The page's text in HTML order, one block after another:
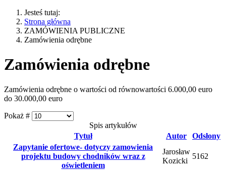
Jesteś tutaj:
Strona główna
ZAMÓWIENIA PUBLICZNE
Zamówienia odrębne
Zamówienia odrębne
Zamówienia odrębne o wartości od równowartości 6.000,00 euro
do 30.000,00 euro
Pokaż #
Spis artykułów
Tytuł
Autor
Odsłony
Zapytanie ofertowe- dotyczy zamowienia
projektu budowy chodników wraz z
oświetleniem
Jarosław
Kozicki
5162